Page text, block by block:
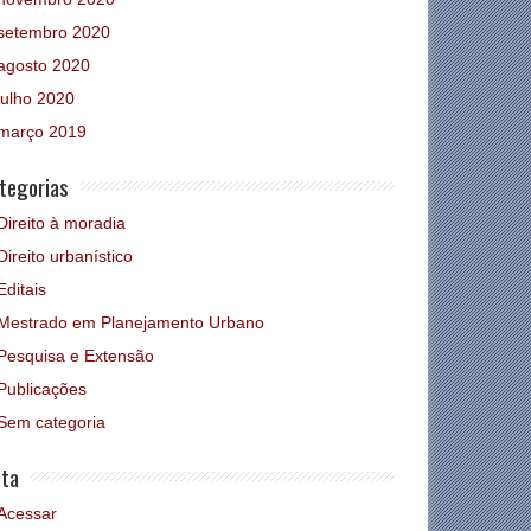
2020
2020
2020
2019
à moradia
urbanístico
em Planejamento Urbano
e Extensão
categoria